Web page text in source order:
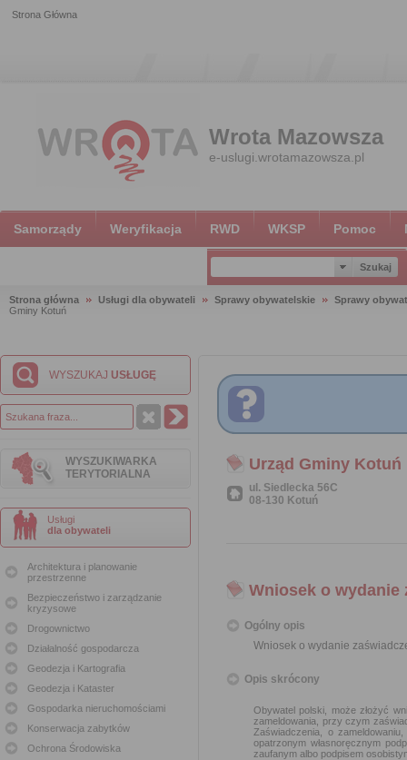
Strona Główna
Wrota Mazowsza
e-uslugi.wrotamazowsza.pl
Samorządy Weryfikacja RWD WKSP Pomoc
Strona główna Usługi dla obywateli Sprawy obywatelskie
Sprawy
Gminy Kotuń
WYSZUKAJ USŁUGĘ
WYSZUKIWARKA
TERYTORIALNA
Usługi
dla obywateli
Architektura i planowanie
przestrzenne
Bezpieczeństwo i zarządzanie
kryzysowe
Drogownictwo
Działalność gospodarcza
Geodezja i Kartografia
Geodezja i Kataster
Gospodarka nieruchomościami
Konserwacja zabytków
Ochrona Środowiska
Urząd Gminy Kotuń
ul. Siedlecka 56C
08-130 Kotuń
Wniosek o wydanie
Ogólny opis
Wniosek o wydanie
Opis skrócony
Obywatel polski, może złożyć
zameldowania, przy czym
Zaświadczenia, o
opatrzonym własnoręcznym
zaufanym albo podpisem